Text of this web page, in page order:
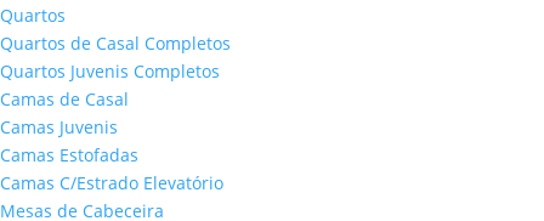
Quartos
Quartos de Casal Completos
Quartos Juvenis Completos
Camas de Casal
Camas Juvenis
Camas Estofadas
Camas C/Estrado Elevatório
Mesas de Cabeceira